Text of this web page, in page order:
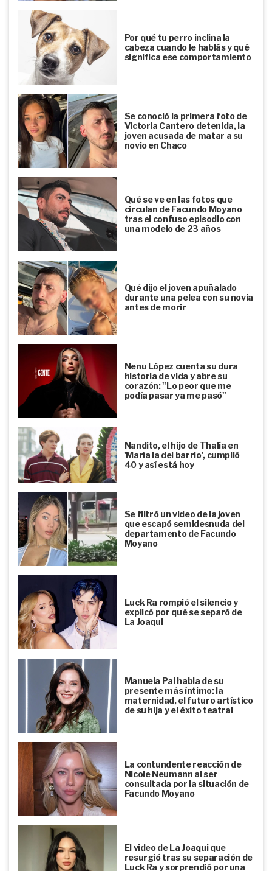
Por qué tu perro inclina la
cabeza cuando le hablás y qué
significa ese comportamiento
Se conoció la primera foto de
Victoria Cantero detenida, la
joven acusada de matar a su
novio en Chaco
Qué se ve en las fotos que
circulan de Facundo Moyano
tras el confuso episodio con
una modelo de 23 años
Qué dijo el joven apuñalado
durante una pelea con su novia
antes de morir
Nenu López cuenta su dura
historia de vida y abre su
corazón: "Lo peor que me
podía pasar ya me pasó"
Nandito, el hijo de Thalía en
'María la del barrio', cumplió
40 y así está hoy
Se filtró un video de la joven
que escapó semidesnuda del
departamento de Facundo
Moyano
Luck Ra rompió el silencio y
explicó por qué se separó de
La Joaqui
Manuela Pal habla de su
presente más íntimo: la
maternidad, el futuro artístico
de su hija y el éxito teatral
La contundente reacción de
Nicole Neumann al ser
consultada por la situación de
Facundo Moyano
El video de La Joaqui que
resurgió tras su separación de
Luck Ra y sorprendió por una